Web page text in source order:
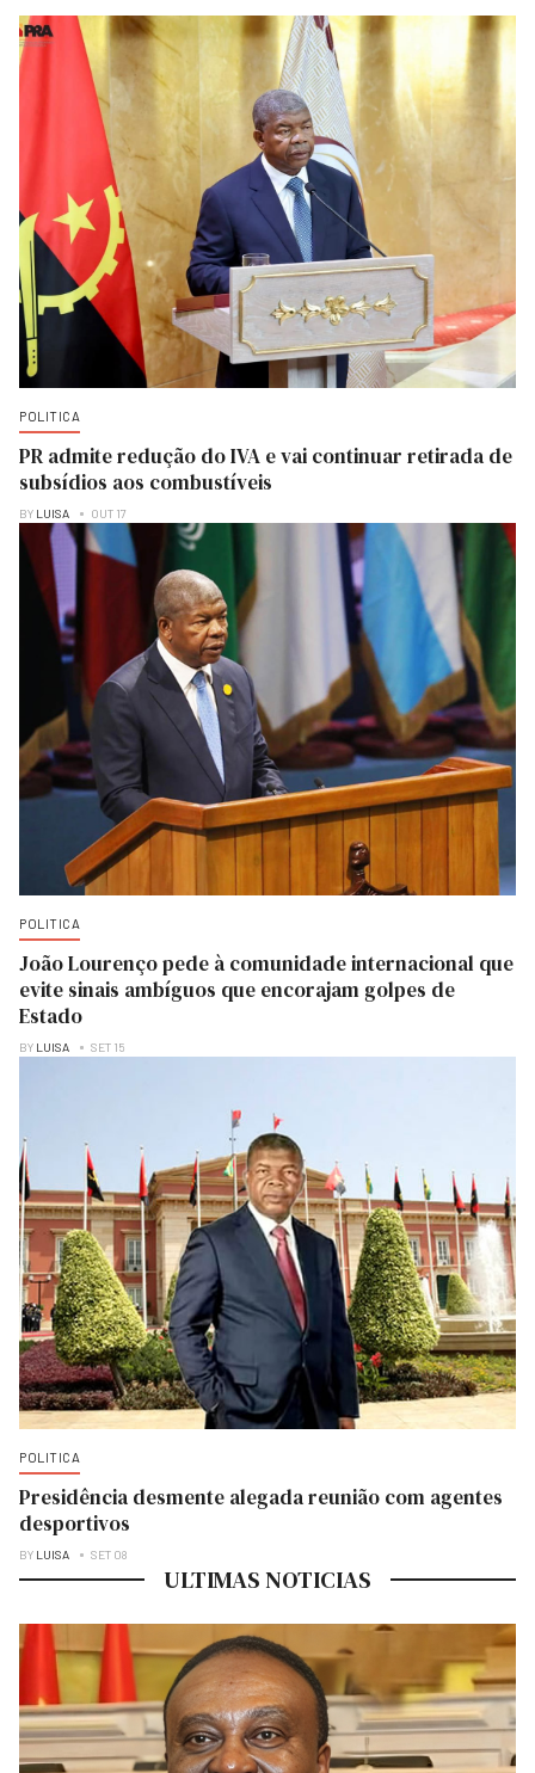
POLITICA
PR admite redução do IVA e vai continuar retirada de
subsídios aos combustíveis
BY LUISA OUT 17
POLITICA
João Lourenço pede à comunidade internacional que
evite sinais ambíguos que encorajam golpes de
Estado
BY LUISA SET 15
POLITICA
Presidência desmente alegada reunião com agentes
desportivos
BY LUISA SET 08
ULTIMAS NOTICIAS